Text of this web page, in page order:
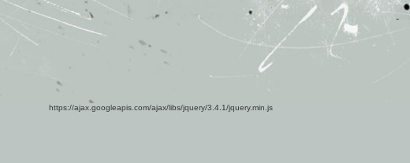
https://ajax.googleapis.com/ajax/libs/jquery/3.4.1/jquery.min.js